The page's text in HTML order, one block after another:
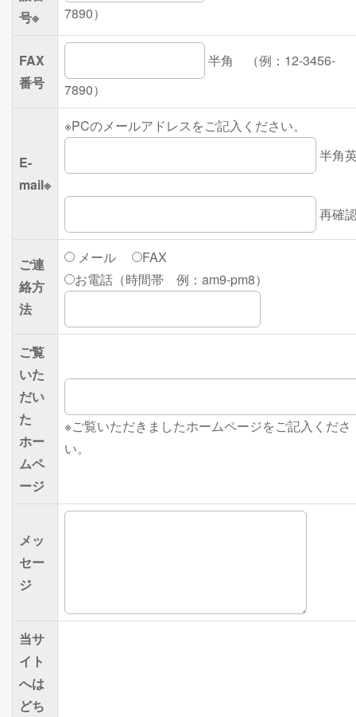
号※ 7890）
FAX
番号
半角 （例：12-3456-
7890）
E-
mail※
※PCのメールアドレスをご記入ください。
半角
再確
ご連
絡方
法
メール
FAX
お電話（時間帯 例：am9-pm8）
ご覧
いた
だい
た
ホー
ムペ
ージ
※ご覧いただきましたホームページをご記入くださ
い。
メッ
セー
ジ
当サ
イト
へは
どち